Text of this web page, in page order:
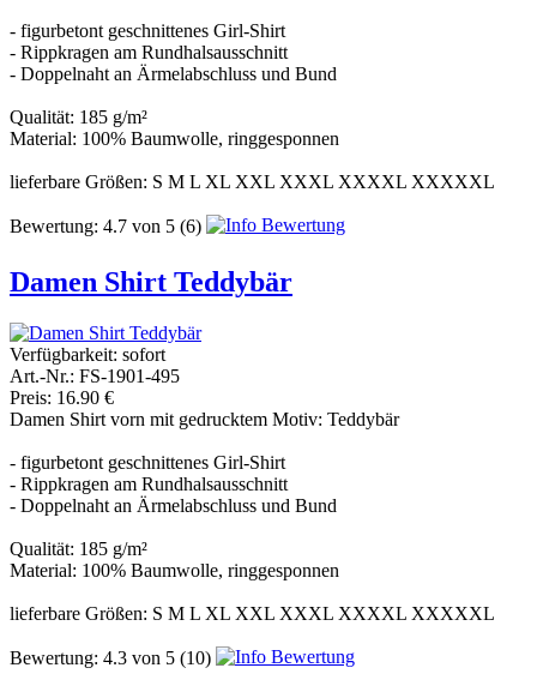
- figurbetont geschnittenes Girl-Shirt
- Rippkragen am Rundhalsausschnitt
- Doppelnaht an Ärmelabschluss und Bund
Qualität: 185 g/m²
Material: 100% Baumwolle, ringgesponnen
lieferbare Größen: S M L XL XXL XXXL XXXXL XXXXXL
Bewertung: 4.7 von 5 (6)
Damen Shirt Teddybär
Verfügbarkeit: sofort
Art.-Nr.: FS-1901-495
Preis: 16.90 €
Damen Shirt vorn mit gedrucktem Motiv: Teddybär
- figurbetont geschnittenes Girl-Shirt
- Rippkragen am Rundhalsausschnitt
- Doppelnaht an Ärmelabschluss und Bund
Qualität: 185 g/m²
Material: 100% Baumwolle, ringgesponnen
lieferbare Größen: S M L XL XXL XXXL XXXXL XXXXXL
Bewertung: 4.3 von 5 (10)